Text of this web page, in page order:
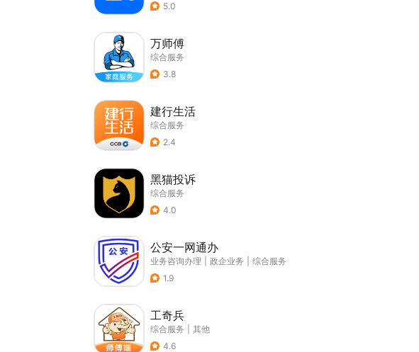
5.0
万师傅
综合服务
3.8
建行生活
综合服务
2.4
黑猫投诉
综合服务
4.0
公安一网通办
业务咨询办理 政企业务
综合服务
1.9
工奇兵
综合服务
其他
4.6